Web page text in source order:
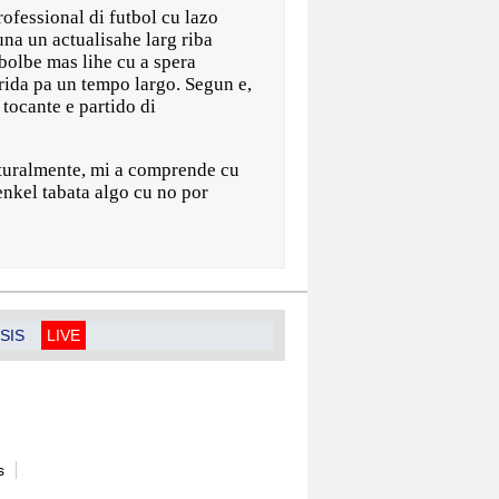
di futbol cu lazo
un actualisahe larg riba
mas lihe cu a spera
pa un tempo largo. Segun e,
tocante e partido di
mi a comprende cu
tabata algo cu no por
LIVE